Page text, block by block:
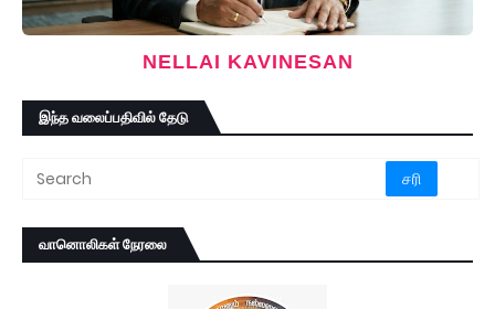
NELLAI KAVINESAN
இந்த வலைப்பதிவில் தேடு
வானொலிகள் நேரலை